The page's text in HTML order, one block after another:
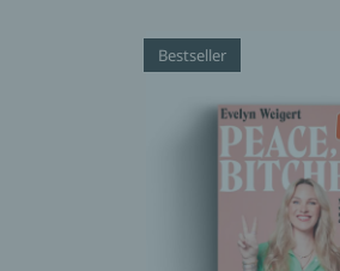
Bestseller